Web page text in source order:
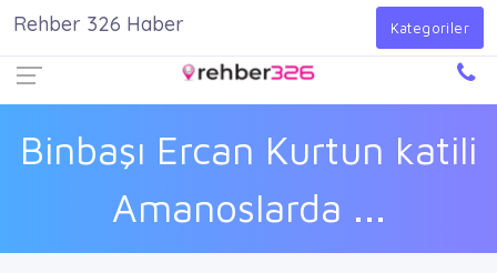
Giriş Yap
Binbaşı Ercan Kurtun katili
Amanoslarda ...
Rehber 326 Haber Kategoriler